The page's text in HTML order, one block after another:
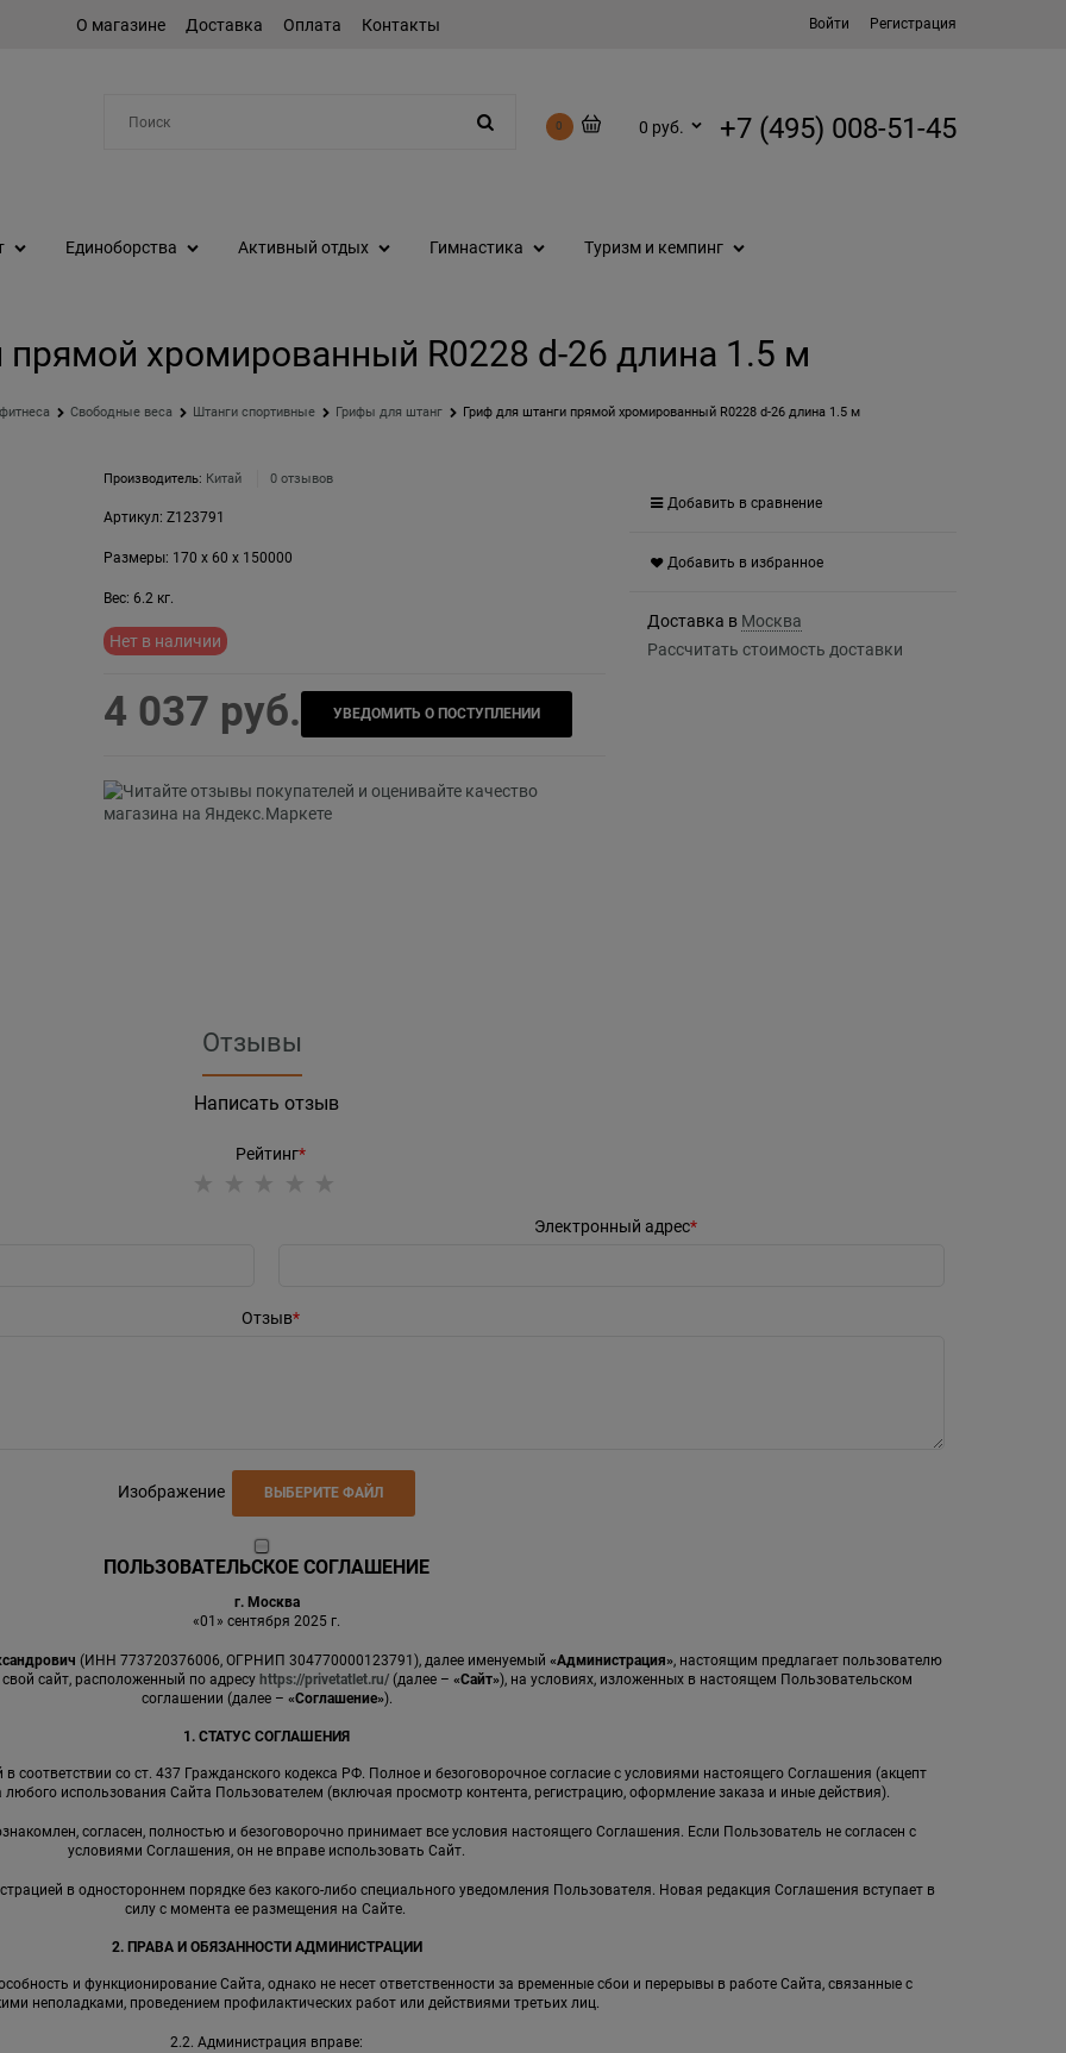
О магазине Доставка Оплата Контакты Войти Регистрация
0 0 руб. +7 (495) 008-51-45
Единоборства Активный отдых Гимнастика Туризм и кемпинг
прямой хромированный R0228 d-26 длина 1.5 м
Свободные веса Штанги спортивные Грифы для штанг Гриф для штанги прямой хромированный R0228 d-26 длина 1.5 м
Производитель: Китай 0 отзывов
Артикул: Z123791
Размеры: 170 x 60 x 150000
Вес: 6.2 кг.
Нет в наличии
4 037 руб. УВЕДОМИТЬ О ПОСТУПЛЕНИИ
Добавить в сравнение
Добавить в избранное
Доставка в Москва
Рассчитать стоимость доставки
Отзывы
Написать отзыв
Рейтинг
Электронный адрес
Отзыв
Изображение ВЫБЕРИТЕ ФАЙЛ
ПОЛЬЗОВАТЕЛЬСКОЕ СОГЛАШЕНИЕ
г. Москва
«01» сентября 2025 г.
(ИНН 773720376006, ОГРНИП 304770000123791), далее именуемый «Администрация», настоящим предлагает пользователю
сайт, расположенный по адресу https://privetatlet.ru/(далее – «Сайт»), на условиях, изложенных в настоящем Пользовательском
соглашении (далее – «Соглашение»).
1. СТАТУС СОГЛАШЕНИЯ
со ст. 437 Гражданского кодекса РФ. Полное и безоговорочное согласие с условиями настоящего Соглашения (акцепт
использования Сайта Пользователем (включая просмотр контента, регистрацию, оформление заказа и иные действия).
согласен, полностью и безоговорочно принимает все условия настоящего Соглашения. Если Пользователь не согласен с
условиями Соглашения, он не вправе использовать Сайт.
в одностороннем порядке без какого-либо специального уведомления Пользователя. Новая редакция Соглашения вступает в
силу с момента ее размещения на Сайте.
2. ПРАВА И ОБЯЗАННОСТИ АДМИНИСТРАЦИИ
и функционирование Сайта, однако не несет ответственности за временные сбои и перерывы в работе Сайта, связанные с
неполадками, проведением профилактических работ или действиями третьих лиц.
2.2. Администрация вправе: